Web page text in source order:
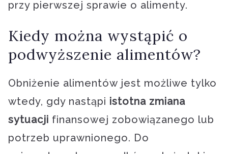
przy pierwszej sprawie o alimenty.
Kiedy można wystąpić o
podwyższenie alimentów?
Obniżenie alimentów jest możliwe tylko
wtedy, gdy nastąpi istotna zmiana
sytuacji finansowej zobowiązanego lub
potrzeb uprawnionego. Do